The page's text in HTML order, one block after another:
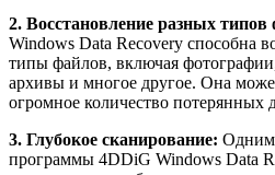
2. Восстановление разных типов
Windows Data Recovery способна
типы файлов, включая
архивы и многое другое. Она
огромное количество потерянных
3. Глубокое сканирование: Одним
программы 4DDiG Windows Data